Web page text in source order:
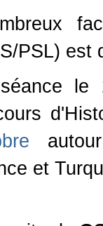
PSL) est
le
et